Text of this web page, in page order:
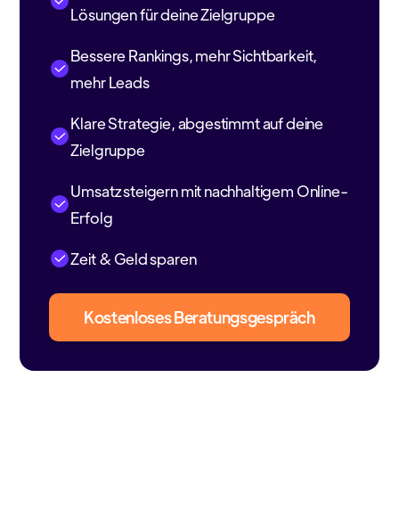
Lösungen für deine Zielgruppe
Bessere Rankings, mehr Sichtbarkeit,
mehr Leads
Klare Strategie, abgestimmt auf deine
Zielgruppe
Umsatz steigern mit nachhaltigem Online-
Erfolg
Zeit & Geld sparen
Kostenloses Beratungsgespräch